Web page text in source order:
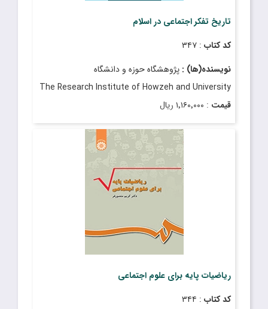
تاریخ تفکر اجتماعی در اسلام
کد کتاب : ۳۴۷
نویسنده(ها) : پژوهشگاه حوزه و دانشگاه
The Research Institute of Howzeh and University
قیمت : ۱٬۱۶۰٬۰۰۰ ریال
: دی ۱۴۰۲
ریاضیات پایه برای علوم اجتماعی
کد کتاب : ۳۴۴